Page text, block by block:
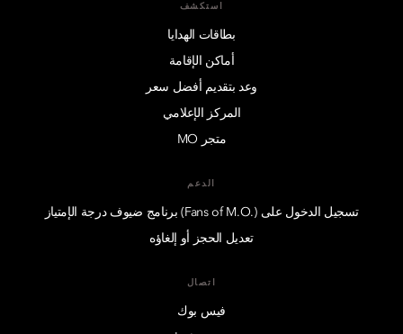
استكشف
بطاقات الهدايا
أماكن الإقامة
وعد بتقديم أفضل سعر
المركز الإعلامي
متجر MO
الدعم
تسجيل الدخول على (.Fans of M.O) برنامج ضيوف درجة الإمتياز
تعديل الحجز أو إلغاؤه
اتصال
فيس بوك